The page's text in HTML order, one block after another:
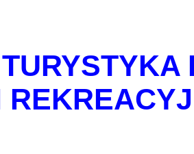
TURYSTYKA